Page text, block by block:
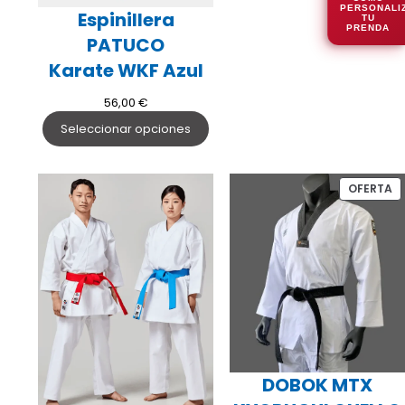
Espinillera
PATUCO
Karate WKF Azul
56,00 €
Seleccionar opciones
OFERTA
EN
DOBOK MTX
TU
PRENDA